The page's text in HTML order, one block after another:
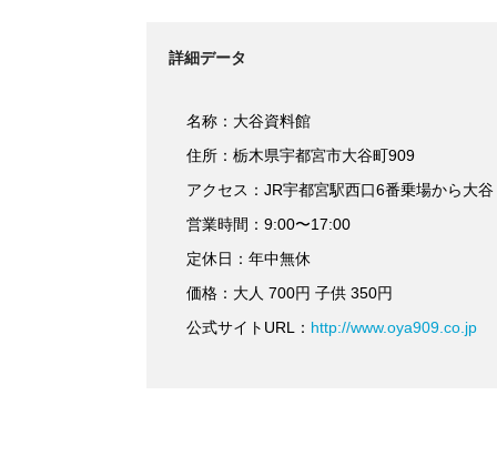
詳細データ
名称：大谷資料館
住所：栃木県宇都宮市大谷町909
アクセス：JR宇都宮駅西口6番乗場から大
営業時間：9:00〜17:00
定休日：年中無休
価格：大人 700円 子供 350円
公式サイトURL： http://www.oya909.co.jp